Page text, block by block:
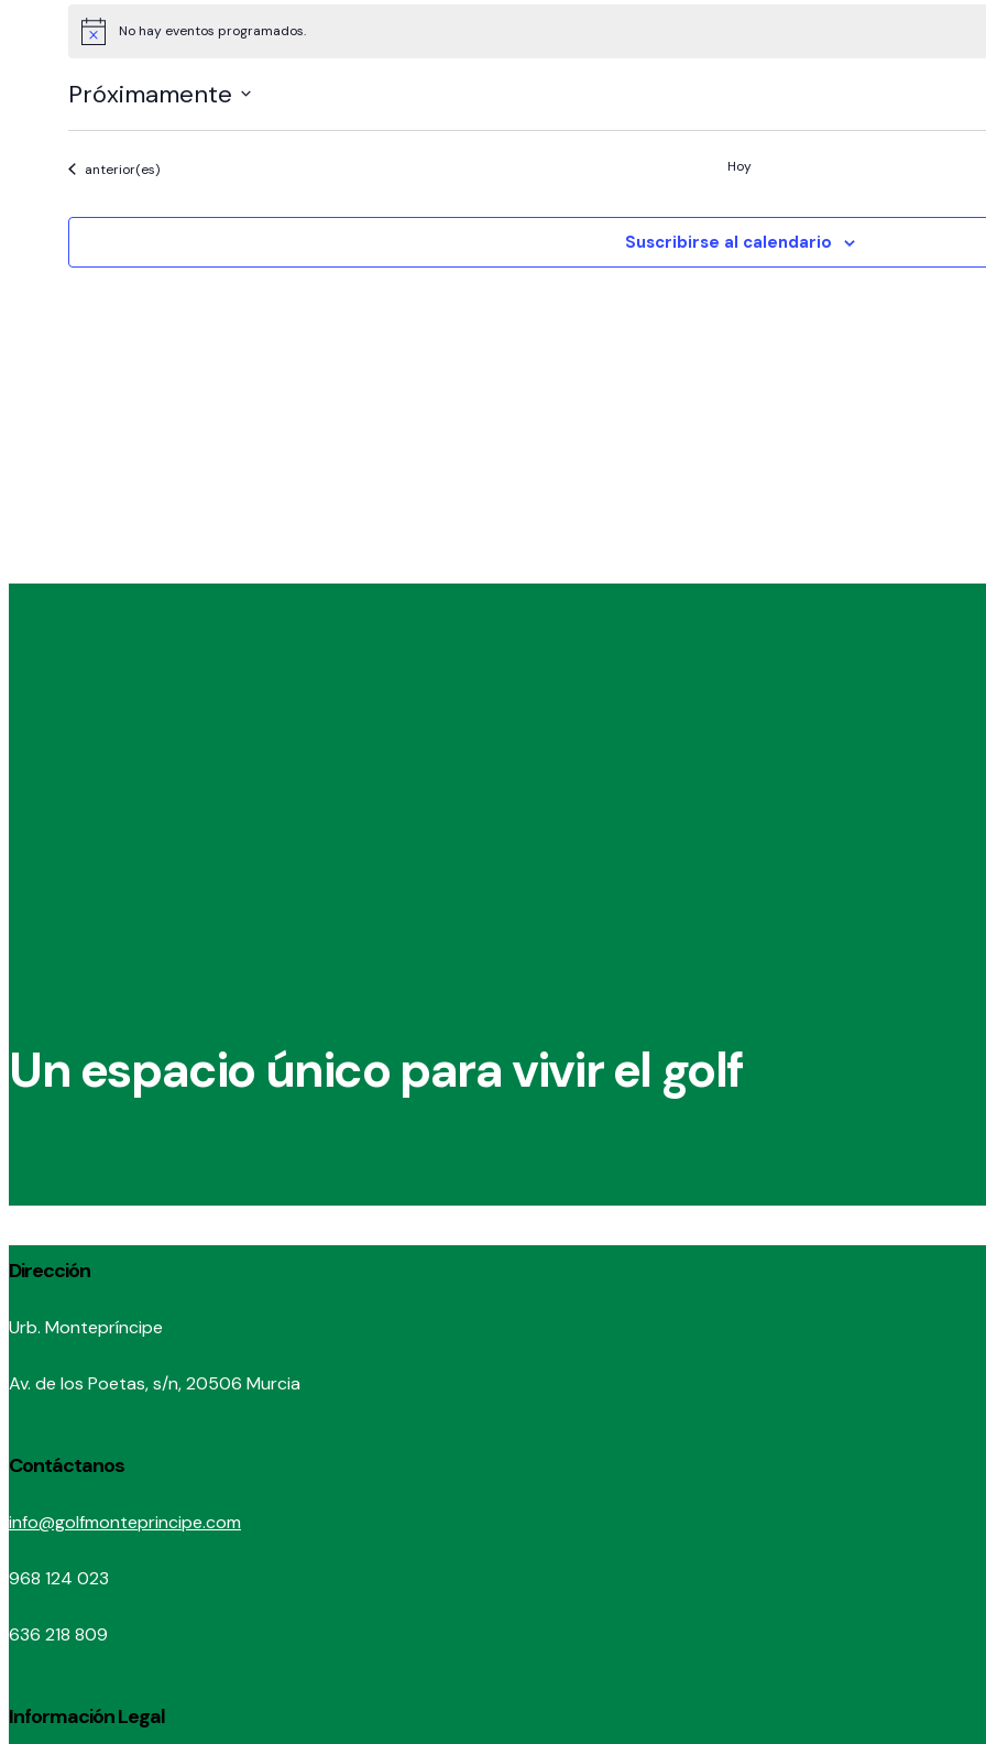
Aviso No hay eventos programados.
Próximamente
Seleccionar
Eventos
anterior(es) Hoy
Suscribirse al calendario
Un espacio único para vivir el golf
Dirección
Urb. Montepríncipe
Av. de los Poetas, s/n, 20506 Murcia
Contáctanos
info@golfmonteprincipe.com
968 124 023
636 218 809
Información Legal